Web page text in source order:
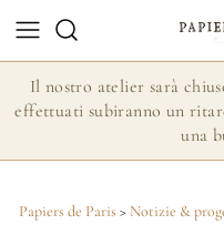
Il nostro atelier sarà
effettuati subiranno un
una
Papiers de Paris > Notizie &